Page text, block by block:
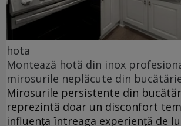
hota
Montează hotă din inox
mirosurile neplăcute din
Mirosurile persistente din
reprezintă doar un disconfort
influența întreaga experiență de